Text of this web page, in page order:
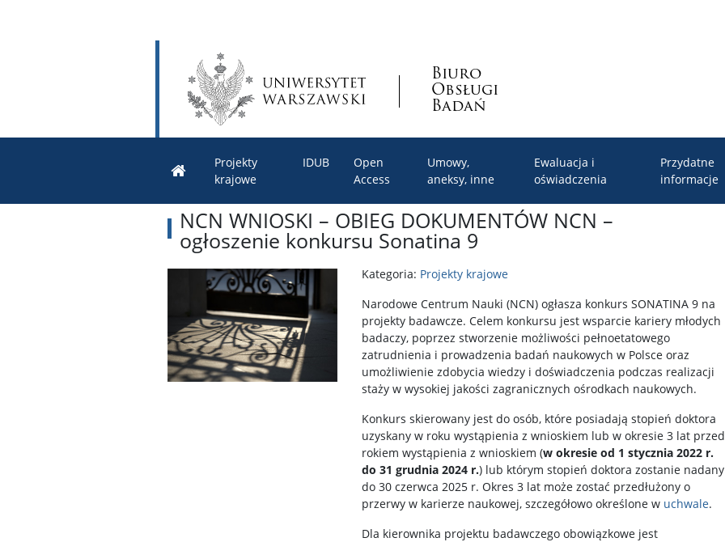
Biuro
Obsługi
Badań
Projekty
krajowe
IDUB
Open
Access
Umowy,
aneksy, inne
Ewaluacja i
oświadczenia
Przydatne
informacje
NCN WNIOSKI – OBIEG DOKUMENTÓW NCN –
ogłoszenie konkursu Sonatina 9
Kategoria: Projekty krajowe
Narodowe Centrum Nauki (NCN) ogłasza konkurs SONATINA 9 na
projekty badawcze. Celem konkursu jest wsparcie kariery młodych
badaczy, poprzez stworzenie możliwości pełnoetatowego
zatrudnienia i prowadzenia badań naukowych w Polsce oraz
umożliwienie zdobycia wiedzy i doświadczenia podczas realizacji
staży w wysokiej jakości zagranicznych ośrodkach naukowych.
Konkurs skierowany jest do osób, które posiadają stopień doktora
uzyskany w roku wystąpienia z wnioskiem lub w okresie 3 lat przed
rokiem wystąpienia z wnioskiem (w okresie od 1 stycznia 2022 r.
do 31 grudnia 2024 r.) lub którym stopień doktora zostanie nadany
do 30 czerwca 2025 r. Okres 3 lat może zostać przedłużony o
przerwy w karierze naukowej, szczegółowo określone w uchwale.
Dla kierownika projektu badawczego obowiązkowe jest